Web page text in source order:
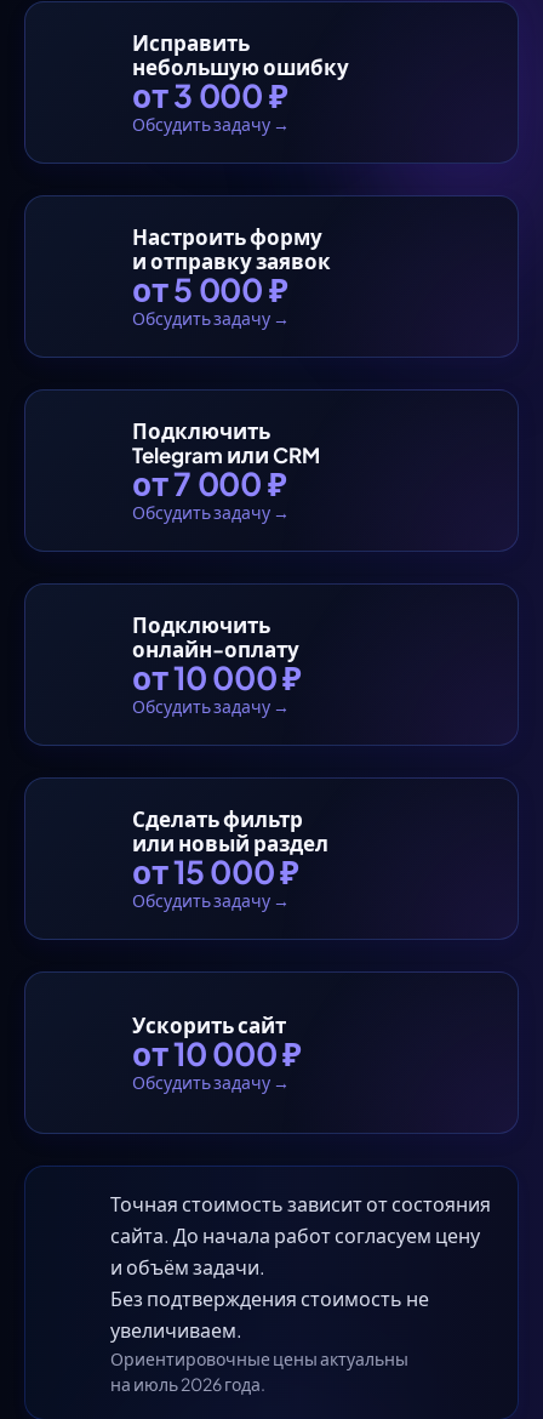
Исправить
небольшую ошибку
от 3 000 ₽
Обсудить задачу →
Настроить форму
и отправку заявок
от 5 000 ₽
Обсудить задачу →
Подключить
Telegram или CRM
от 7 000 ₽
Обсудить задачу →
Подключить
онлайн-оплату
от 10 000 ₽
Обсудить задачу →
Сделать фильтр
или новый раздел
от 15 000 ₽
Обсудить задачу →
Ускорить сайт
от 10 000 ₽
Обсудить задачу →
Точная стоимость зависит от состояния
сайта. До начала работ согласуем цену
и объём задачи.
Без подтверждения стоимость не
увеличиваем.
Ориентировочные цены актуальны
на июль 2026 года.